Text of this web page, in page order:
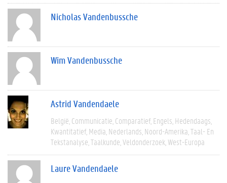
Nicholas Vandenbussche
Wim Vandenbussche
Astrid Vandendaele
België Communicatie Comparatief Engels Hedendaags
Kwantitatief Media Nederlands Noord-Amerika Taal- En
Tekstanalyse Taalkunde Veldonderzoek West-Europa
Laure Vandendaele